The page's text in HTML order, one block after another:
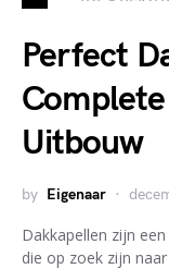
Perfect
Uitbouw
by Eigenaar
Dakkapellen zijn
die op zoek zijn